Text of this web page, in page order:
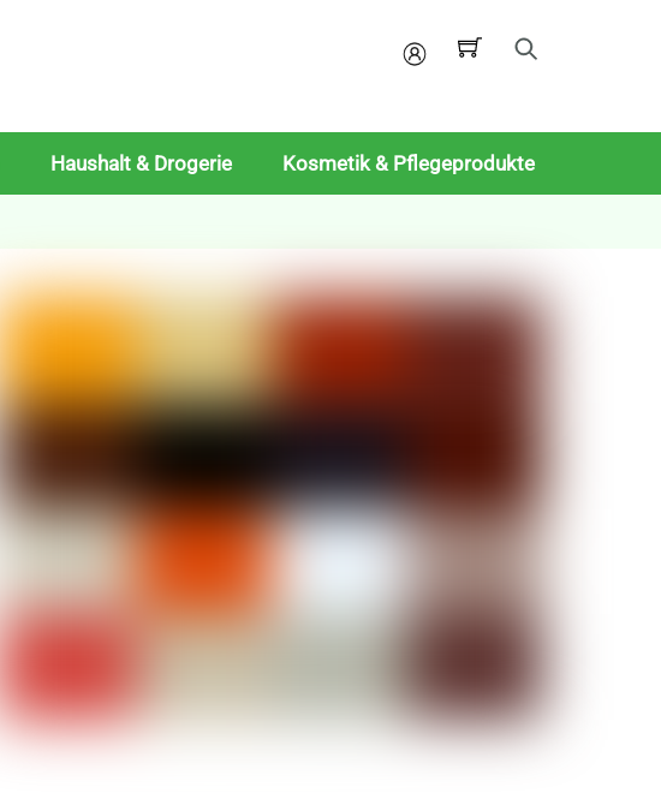
Mein
Haushalt & Drogerie Kosmetik & Pflegeprodukte